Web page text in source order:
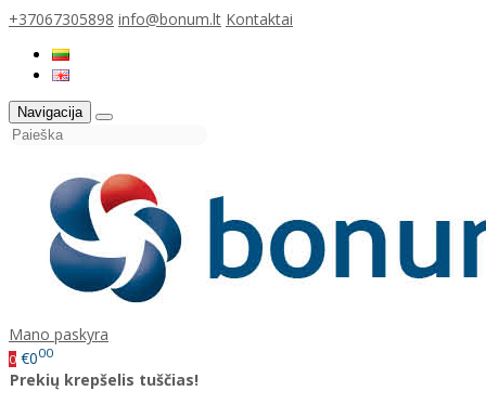
+37067305898 info@bonum.lt Kontaktai
Navigacija
Mano paskyra
0 €000
Prekių krepšelis tuščias!